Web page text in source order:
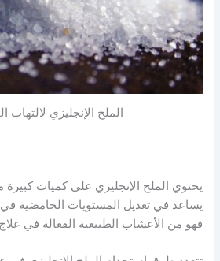
الملح الإنجليزي لالتهاب
يحتوي الملح الإنجليزي على كميات كبيرة
يساعد في تعديل المستويات الحامضية
فهو من الأعشاب الطبيعية الفعالة في